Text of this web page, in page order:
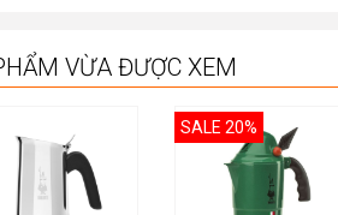
VỪA ĐƯỢC XEM
SALE 20%